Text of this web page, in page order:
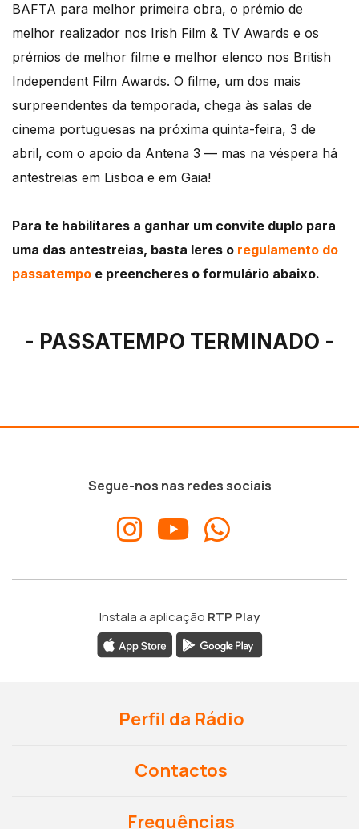
BAFTA para melhor primeira obra, o prémio de
melhor realizador nos Irish Film & TV Awards e os
prémios de melhor filme e melhor elenco nos British
Independent Film Awards. O filme, um dos mais
surpreendentes da temporada, chega às salas de
cinema portuguesas na próxima quinta-feira, 3 de
abril, com o apoio da Antena 3 — mas na véspera há
antestreias em Lisboa e em Gaia!
Para te habilitares a ganhar um convite duplo para
uma das antestreias, basta leres o regulamento do
passatempo e preencheres o formulário abaixo.
- PASSATEMPO TERMINADO -
Segue-nos nas redes sociais
Instala a aplicação RTP Play
Perfil da Rádio
Contactos
Frequências